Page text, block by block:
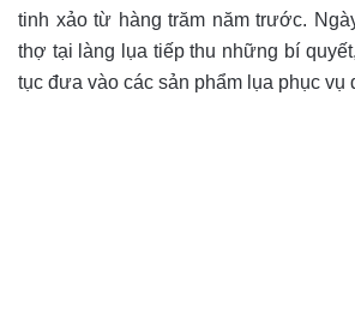
tinh xảo từ hàng trăm năm trước.
thợ tại làng lụa tiếp thu những bí
tục đưa vào các sản phẩm lụa phục vụ